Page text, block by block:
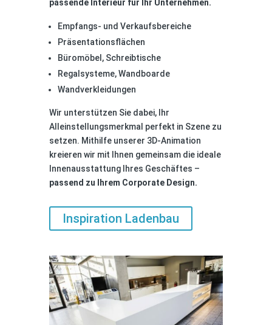
passende Interieur für Ihr Unternehmen.
Empfangs- und Verkaufsbereiche
Präsentationsflächen
Büromöbel, Schreibtische
Regalsysteme, Wandboarde
Wandverkleidungen
Wir unterstützen Sie dabei, Ihr
Alleinstellungsmerkmal perfekt in Szene zu
setzen. Mithilfe unserer 3D-Animation
kreieren wir mit Ihnen gemeinsam die ideale
Innenausstattung Ihres Geschäftes –
passend zu Ihrem Corporate Design.
Inspiration Ladenbau